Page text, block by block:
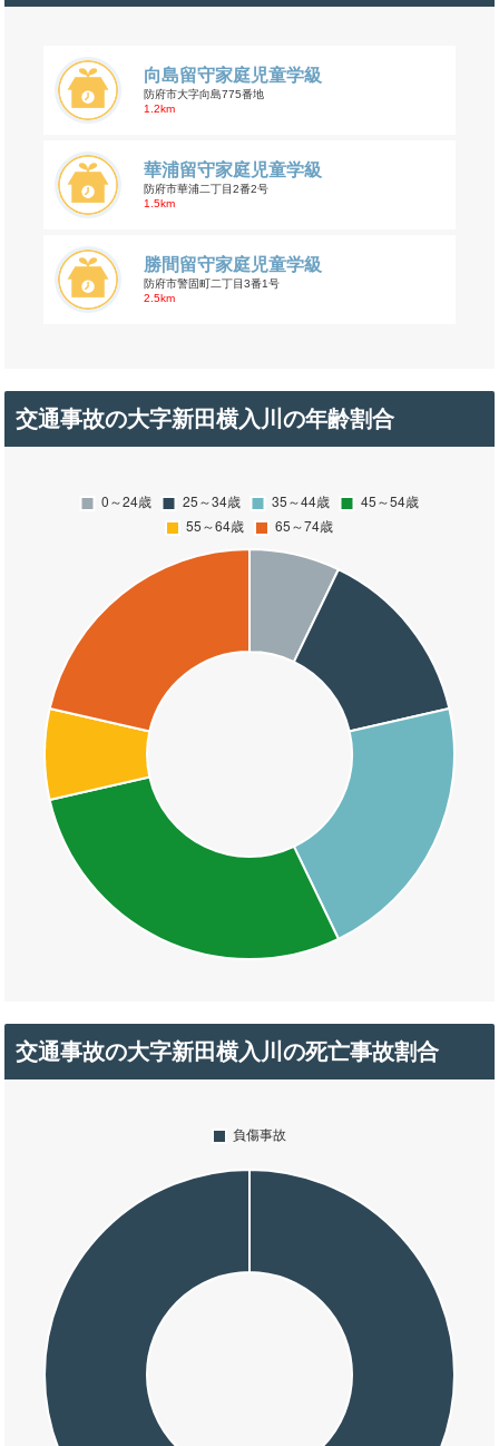
向島留守家庭児童学級
防府市大字向島775番地
1.2km
華浦留守家庭児童学級
防府市華浦二丁目2番2号
1.5km
勝間留守家庭児童学級
防府市警固町二丁目3番1号
2.5km
交通事故の大字新田横入川の年齢割合
交通事故の大字新田横入川の死亡事故割合